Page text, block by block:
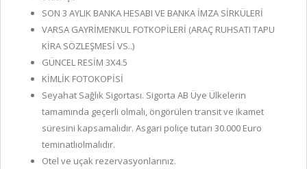
SON 3 AYLIK BANKA HESABI VE BANKA İMZA SİRKÜLERİ
VARSA GAYRİMENKUL FOTKOPİLERİ (ARAÇ RUHSATI TAPU
KİRA SÖZLEŞMESİ VS..)
GÜNCEL RESİM 3X4.5
KİMLİK FOTOKOPİSİ
Seyahat Sağlık Sigortası. Sigorta AB Üye Ülkelerin
tamamında geçerli olmalı, öngörülen transit ve ikamet
süresini kapsamalıdır. Asgari poliçe tutarı 30.000 Euro
teminatlıolmalıdır.
Otel ve uçak rezervasyonlarınız.